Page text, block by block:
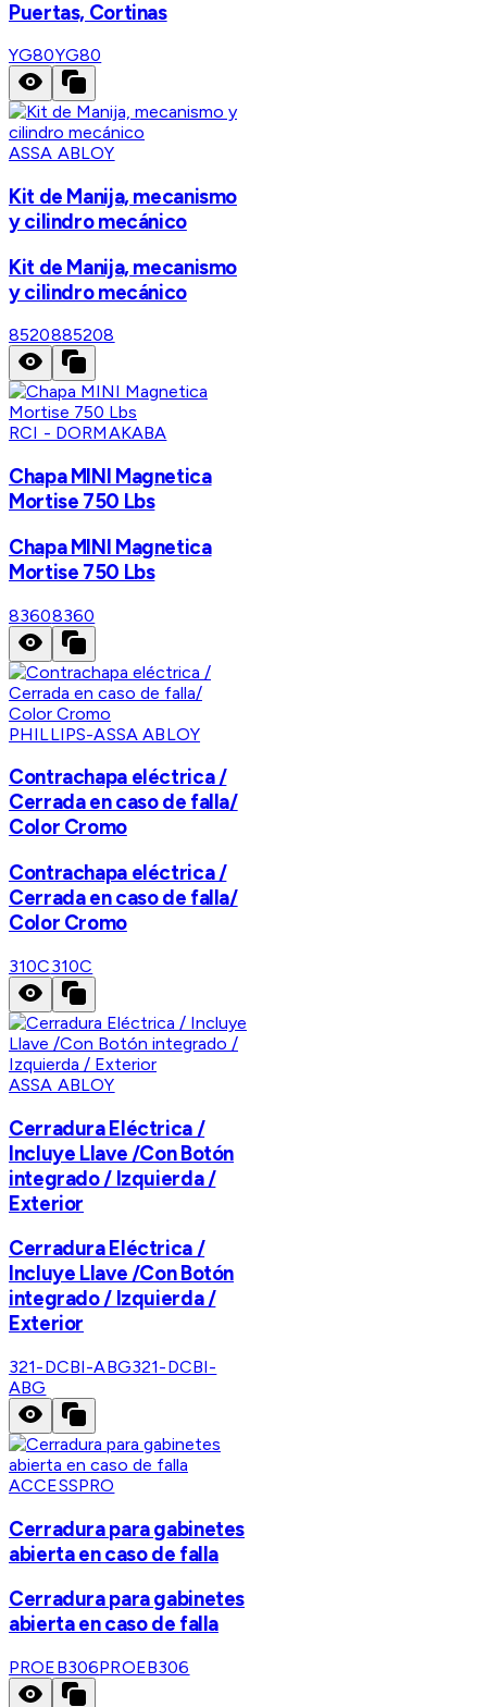
Puertas, Cortinas
YG80YG80
ASSA ABLOY
Kit de Manija, mecanismo
y cilindro mecánico
Kit de Manija, mecanismo
y cilindro mecánico
8520885208
RCI - DORMAKABA
Chapa MINI Magnetica
Mortise 750 Lbs
Chapa MINI Magnetica
Mortise 750 Lbs
83608360
PHILLIPS-ASSA ABLOY
Contrachapa eléctrica /
Cerrada en caso de falla/
Color Cromo
Contrachapa eléctrica /
Cerrada en caso de falla/
Color Cromo
310C310C
ASSA ABLOY
Cerradura Eléctrica /
Incluye Llave /Con Botón
integrado / Izquierda /
Exterior
Cerradura Eléctrica /
Incluye Llave /Con Botón
integrado / Izquierda /
Exterior
321-DCBI-ABG321-DCBI-
ABG
ACCESSPRO
Cerradura para gabinetes
abierta en caso de falla
Cerradura para gabinetes
abierta en caso de falla
PROEB306PROEB306